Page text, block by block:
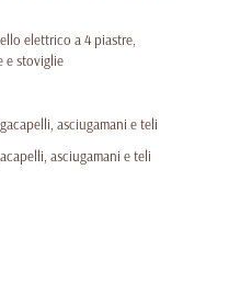
elettrico a 4 piastre,
e stoviglie
asciugamani e teli
asciugamani e teli